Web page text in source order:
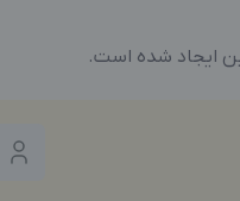
ایجاد شده است.